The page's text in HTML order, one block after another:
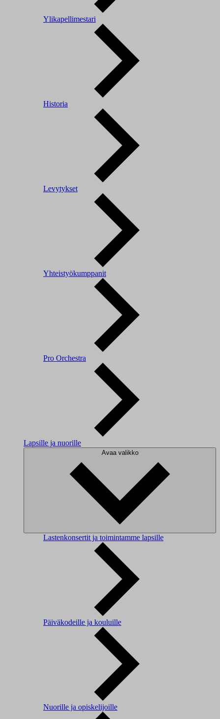
Ylikapellimestari
Historia
Levytykset
Yhteistyökumppanit
Pro Orchestra
Lapsille ja nuorille
Avaa valikko
Lastenkonsertit ja toimintamme lapsille
Päiväkodeille ja kouluille
Nuorille ja opiskelijoille